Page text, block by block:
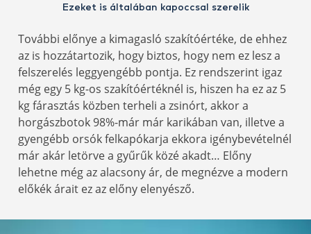
Ezeket is általában kapoccsal szerelik
További előnye a kimagasló szakítóértéke, de ehhez
az is hozzátartozik, hogy biztos, hogy nem ez lesz a
felszerelés leggyengébb pontja. Ez rendszerint igaz
még egy 5 kg-os szakítóértéknél is, hiszen ha ez az 5
kg fárasztás közben terheli a zsinórt, akkor a
horgászbotok 98%-már már karikában van, illetve a
gyengébb orsók felkapókarja ekkora igénybevételnél
már akár letörve a gyűrűk közé akadt… Előny
lehetne még az alacsony ár, de megnézve a modern
előkék árait ez az előny elenyésző.